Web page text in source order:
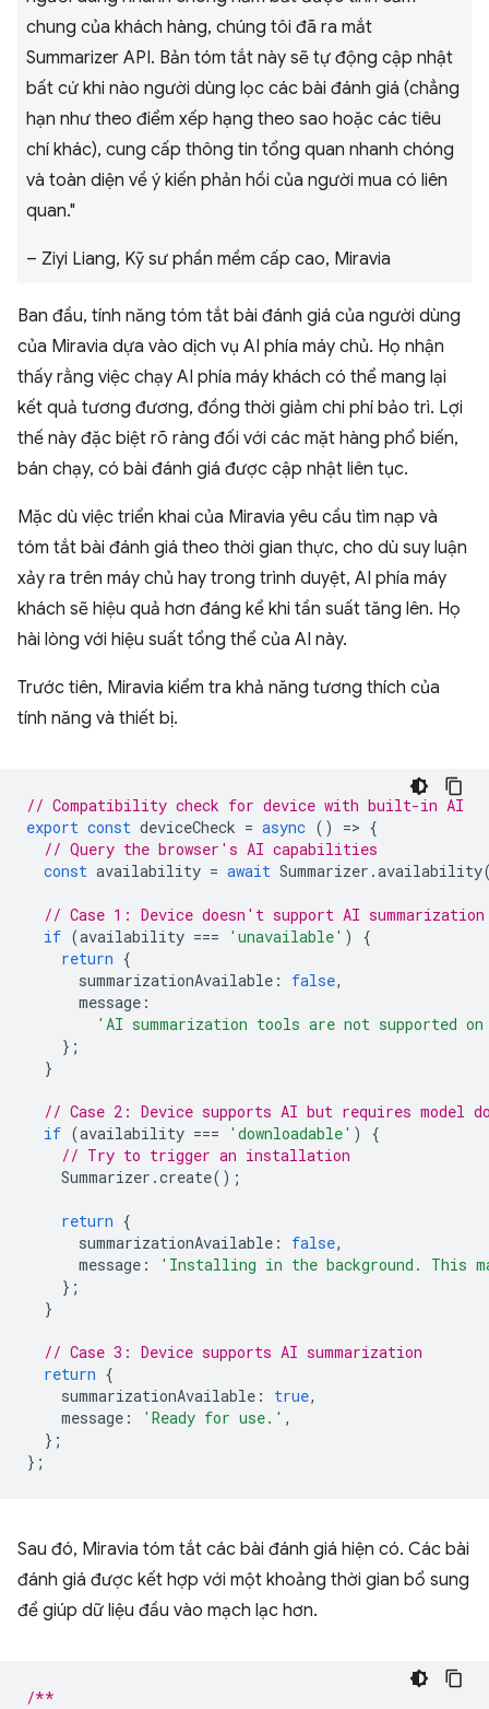
chung của khách hàng, chúng tôi đã ra mắt
Summarizer API. Bản tóm tắt này sẽ tự động cập nhật
bất cứ khi nào người dùng lọc các bài đánh giá (chẳng
hạn như theo điểm xếp hạng theo sao hoặc các tiêu
chí khác), cung cấp thông tin tổng quan nhanh chóng
và toàn diện về ý kiến phản hồi của người mua có liên
quan."
– Ziyi Liang, Kỹ sư phần mềm cấp cao, Miravia
Ban đầu, tính năng tóm tắt bài đánh giá của người dùng
của Miravia dựa vào dịch vụ AI phía máy chủ. Họ nhận
thấy rằng việc chạy AI phía máy khách có thể mang lại
kết quả tương đương, đồng thời giảm chi phí bảo trì. Lợi
thế này đặc biệt rõ ràng đối với các mặt hàng phổ biến,
bán chạy, có bài đánh giá được cập nhật liên tục.
Mặc dù việc triển khai của Miravia yêu cầu tìm nạp và
tóm tắt bài đánh giá theo thời gian thực, cho dù suy luận
xảy ra trên máy chủ hay trong trình duyệt, AI phía máy
khách sẽ hiệu quả hơn đáng kể khi tần suất tăng lên. Họ
hài lòng với hiệu suất tổng thể của AI này.
Trước tiên, Miravia kiểm tra khả năng tương thích của
tính năng và thiết bị.
// Compatibility check for device with built-in AI
export const deviceCheck = async () => {
// Query the browser's AI capabilities
const availability = await Summarizer .availability
// Case 1: Device doesn't support AI summarization
if (availability === 'unavailable' )
{
return {
summarizationAvailable : false,
message :
'AI summarization tools are not supported
};
}
// Case 2: Device supports AI but requires model
if (availability === 'downloadable' )
{
// Try to trigger an installation
Summarizer .create();
return {
summarizationAvailable : false,
message :
'Installing in the background. This
};
}
// Case 3: Device supports AI summarization
return {
summarizationAvailable : true,
message : 'Ready for use.' ,
};
};
Sau đó, Miravia tóm tắt các bài đánh giá hiện có. Các bài
đánh giá được kết hợp với một khoảng thời gian bổ sung
để giúp dữ liệu đầu vào mạch lạc hơn.
/**